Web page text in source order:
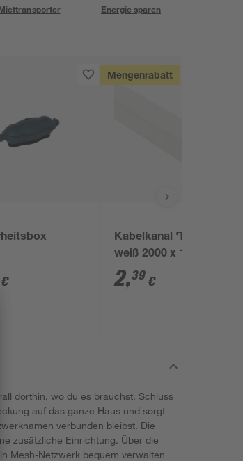
Energie sparen
€
Mengenrabatt
Kabelkanal 'Tehalit'
weiß 2000 x 15 x 15
mm
2,39 €
dorthin, wo du es brauchst. Schluss
auf das ganze Haus und sorgt
verbunden bleibst. Die
zusätzliche Einrichtung. Über die
Mesh-Netzwerk bequem verwalten